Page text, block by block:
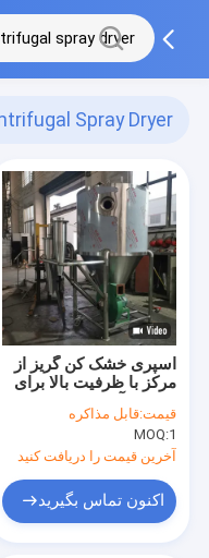
Spray Dryer
اسپری خشک کن گریز از
مرکز با ظرفیت بالا برای
قیمت:قابل مذاکره
MOQ:1
آخرین قیمت را دریافت کنید
اکنون تماس بگیرید